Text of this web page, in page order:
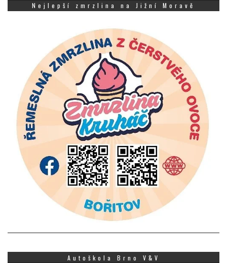
Nejlepší zmrzlina na Jižní Moravě
Autoškola Brno V&V